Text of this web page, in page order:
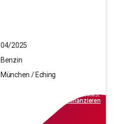
04/2025
Benzin
München / Eching
inkl.MwSt.
finanzieren